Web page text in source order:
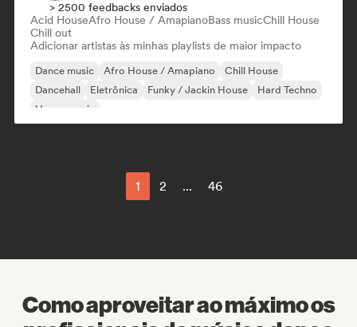
> 2500 feedbacks enviados
Acid HouseAfro House / AmapianoBass musicChill House
Chill out
Adicionar artistas às minhas playlists de maior impacto
Dance music Afro House / Amapiano
Chill House
Dancehall
Eletrônica Funky / Jackin House
Hard Techno
House music
1 2 ... 46
Como aproveitar ao máximo os